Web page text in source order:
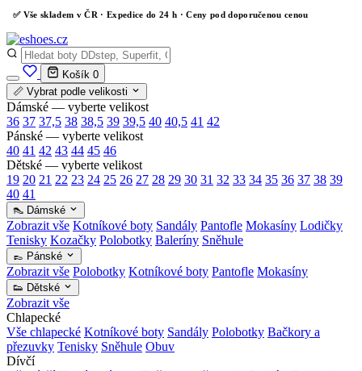
✅ Vše skladem v ČR · Expedice do 24 h · Ceny pod doporučenou cenou
Košík 0
📏 Vybrat podle velikosti
Dámské — vyberte velikost
36 37 37,5 38 38,5 39 39,5 40 40,5 41 42
Pánské — vyberte velikost
40 41 42 43 44 45 46
Dětské — vyberte velikost
19 20 21 22 23 24 25 26 27 28 29 30 31 32 33 34 35 36 37 38 39
40 41
👠 Dámské
Zobrazit vše Kotníkové boty Sandály Pantofle Mokasíny Lodičky
Tenisky Kozačky Polobotky Baleríny Sněhule
👞 Pánské
Zobrazit vše Polobotky Kotníkové boty Pantofle Mokasíny
👟 Dětské
Zobrazit vše
Chlapecké
Vše chlapecké Kotníkové boty Sandály Polobotky Bačkory a
přezuvky Tenisky Sněhule Obuv
Dívčí